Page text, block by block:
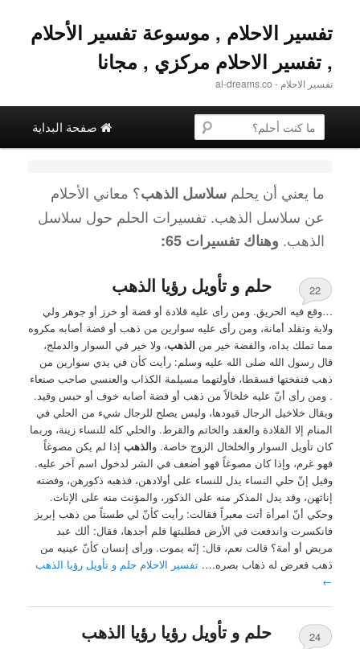
تفسير الاحلام , موسوعة تفسير الأحلام
, تفسير الاحلام مركزي , مجانا
تفسير الاحلام - al-dreams.co
القائمة الرئيسية
التخطي إلى المحتوى الأساسي
تخطي إلى المحتوى الثانوية صفحة البداية
البحث عن
ما يعني أن يحلمسلاسل الذهب؟ معاني الأحلام
عن سلاسل الذهب. تفسيرات الحلم حول سلاسل
الذهب. وهناك تفسيرات 65:
حلم و تأويل رؤيا الذهب
22
…وقع فيه الحريق. ومن رأى عليه قلادة أو فضة أو خرز أو جوهر ولي
ولاية وتقلد أمانة، ومن رأى عليه سوارين من ذهب أو فضة أصابه مكروه
مما تملك يداه، والفضة خير من الذهب، ولا خير في السوار والدملج،
قال رسول الله صلى الله عليه وسلم: رأيت كأن في يدي سوارين من
ذهب فنفختها فسقطا، فأولتهما مسيلمة الكذاب والعنسي صاحب صنعاء
. ومن رأى أنّ عليه خلخالاً من ذهب أو فضة أصابه خوف أو حبس وقيد.
ويقال خلاخيل الرجال قيودها، وليس يصلح للرجال شيء من الحلي في
المنام إلا القلادة والعقد والخاتم والقرط. والحلي كله للنساء زينة، وربما
كان تأويل السوار والخلخال الزوج خاصة. والذهب إذا لم يكن مصوغاً
فهو غرم، وإذا كان مصوغاً فهو أضعف في الشر لدخول اسم آخر عليه.
وقيل إنّ حلي النساء يدل للنساء على أولادهن، فذهبه ذكورهن، وفضته
إناثهن، وقد يدل المذكر منه على الذكور، والمؤنث منه على الإناث.
وحكي أنّ امرأة أتت معبراً فقالت: رأيت كأنّ لي طستاً من ذهب إبريز
فانكسرت واندفعت في الأرض فطلبتها فلم أجدها، فقال: ألك عبد
مريض أو أمة؟ قالت نعم، قال: إنّه يموت. ورأى إنسان كأنّ عينيه من
ذهب فعرض له ذهاب بصره….تفسير الاحلام حلم و تأويل رؤيا الذهب
←
حلم و تأويل رؤيا رؤيا الذهب
24